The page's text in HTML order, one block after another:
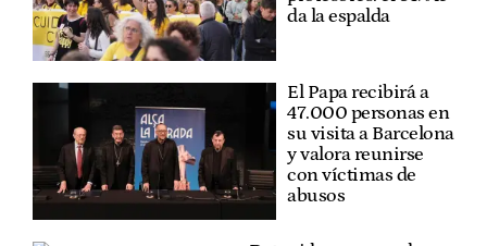
da la espalda
El Papa recibirá a
47.000 personas en
su visita a Barcelona
y valora reunirse
con víctimas de
abusos